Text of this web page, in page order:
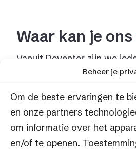
Beheer je
Om de beste ervaringen te
en onze partners
om informatie over het
en/of te openen.
Waar kan je ons
Vanuit Deventer zijn we
het werk voor de mooiste
een heerlijke kop koffie.
FACTIF BV
Bezoekadres